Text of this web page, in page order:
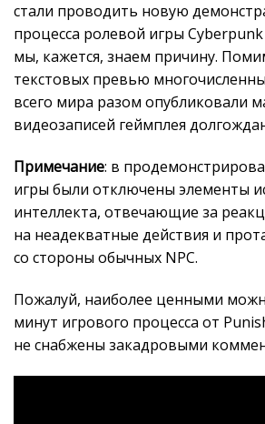
стали проводить новую
процесса ролевой игры
мы, кажется, знаем причину.
текстовых превью
всего мира разом опубликовали
видеозаписей геймплея
Примечание: в
игры были отключены элементы
интеллекта, отвечающие за
на неадекватные действия и
со стороны обычных NPC.
Пожалуй, наиболее ценными
минут игрового процесса от
не снабжены закадровыми